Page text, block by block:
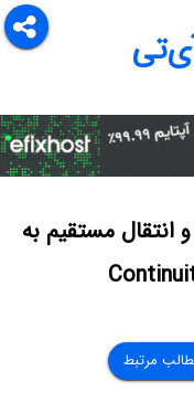
انتقال مستقیم به
مرتبط